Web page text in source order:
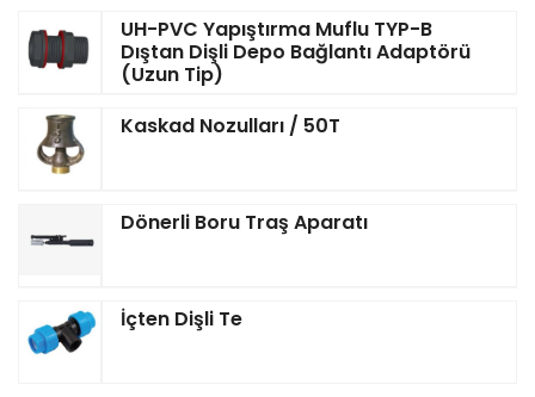
UH-PVC Yapıştırma Muflu TYP-B
Dıştan Dişli Depo Bağlantı Adaptörü
(Uzun Tip)
Kaskad Nozulları / 50T
Dönerli Boru Traş Aparatı
İçten Dişli Te